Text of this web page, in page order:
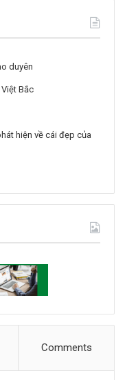
duyên
Bắc
hiện về cái đẹp của
Comments